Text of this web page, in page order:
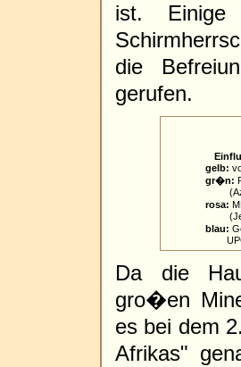
ist.
die
gerufen.
gelb:
gr�n:
rosa:
blau:
UPC
Da die
gro�en
es bei dem
Afrikas"